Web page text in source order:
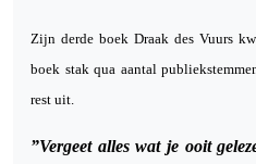
Zijn derde boek Draak des Vuurs
boek stak qua aantal
rest uit.
”Vergeet alles wat je ooit